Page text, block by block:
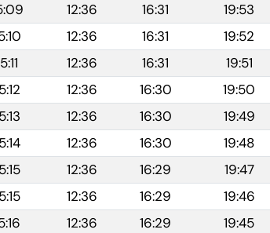
12:36 16:31 19:53
12:36 16:31 19:52
12:36 16:31 19:51
12:36 16:30 19:50
12:36 16:30 19:49
12:36 16:30 19:48
12:36 16:29 19:47
12:36 16:29 19:46
12:36 16:29 19:45